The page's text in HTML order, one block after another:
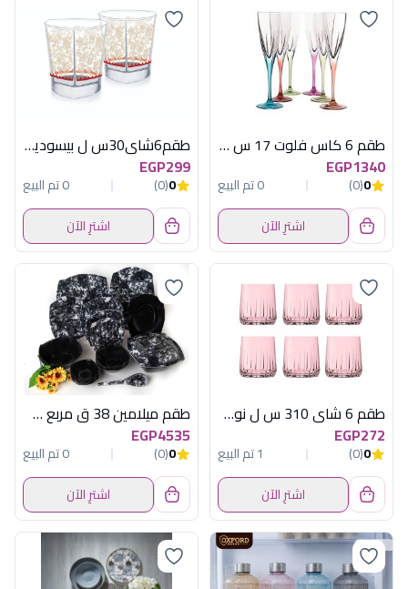
طقم 6 كاس فلوت 17 س ل الوان فوزيون
EGP1340
0
(0)
0 تم البيع
اشترِ الآن
طقم6شاى30س ل بيسوديادلتالومينارك اماراتى
EGP299
0
(0)
0 تم البيع
اشترِ الآن
طقم 6 شاى 310 س ل نوفا بينك باسابتشة
EGP272
0
(0)
1 تم البيع
اشترِ الآن
طقم ميلامين 38 ق مربع سكاى اسود
EGP4535
0
(0)
0 تم البيع
اشترِ الآن